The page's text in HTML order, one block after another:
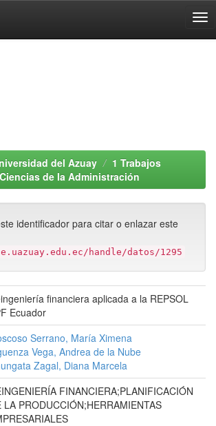
del Azuay
1 Trabajos
de la Administración
identificador para citar o enlazar este
handle/datos/1295
financiera aplicada a la REPSOL
Ecuador
Serrano, María Ximena
Vega, Andrea de la Nube
Zagal, Diana Marcela
FINANCIERA;PLANIFICACIÓN
LA PRODUCCIÓN;HERRAMIENTAS